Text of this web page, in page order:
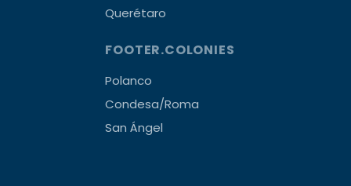
Querétaro
FOOTER.COLONIES
Polanco
Condesa/Roma
San Ángel